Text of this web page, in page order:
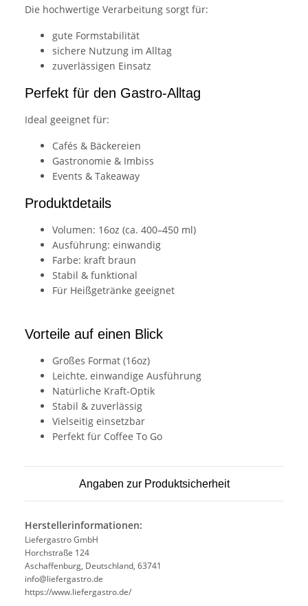
Die hochwertige Verarbeitung sorgt für:
gute Formstabilität
sichere Nutzung im Alltag
zuverlässigen Einsatz
Perfekt für den Gastro-Alltag
Ideal geeignet für:
Cafés & Bäckereien
Gastronomie & Imbiss
Events & Takeaway
Produktdetails
Volumen: 16oz (ca. 400–450 ml)
Ausführung: einwandig
Farbe: kraft braun
Stabil & funktional
Für Heißgetränke geeignet
Vorteile auf einen Blick
Großes Format (16oz)
Leichte, einwandige Ausführung
Natürliche Kraft-Optik
Stabil & zuverlässig
Vielseitig einsetzbar
Perfekt für Coffee To Go
Angaben zur Produktsicherheit
Herstellerinformationen:
Liefergastro GmbH
Horchstraße 124
Aschaffenburg, Deutschland, 63741
info@liefergastro.de
https://www.liefergastro.de/